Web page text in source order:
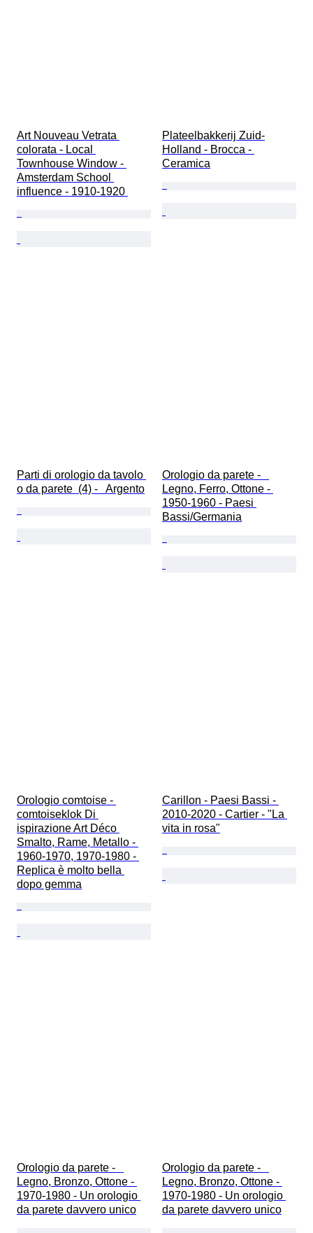
Art Nouveau Vetrata
colorata - Local
Townhouse Window -
Amsterdam School
influence - 1910-1920
Plateelbakkerij Zuid-
Holland - Brocca -
Ceramica
Parti di orologio da tavolo
o da parete  (4) -   Argento
Orologio da parete -
Legno, Ferro, Ottone -
1950-1960 - Paesi
Bassi/Germania
Orologio comtoise -
comtoiseklok Di
ispirazione Art Déco
Smalto, Rame, Metallo -
1960-1970, 1970-1980 -
Replica è molto bella
dopo gemma
Carillon - Paesi Bassi -
2010-2020 - Cartier - "La
vita in rosa"
Orologio da parete -
Legno, Bronzo, Ottone -
1970-1980 - Un orologio
da parete davvero unico
Orologio da parete -
Legno, Bronzo, Ottone -
1970-1980 - Un orologio
da parete davvero unico